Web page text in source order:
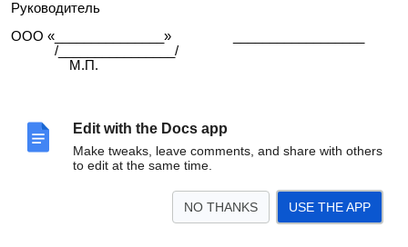
Edit with the Docs app
Make tweaks, leave comments, and share with others
to edit at the same time.
NO THANKS USE THE APP
Руководитель
ООО «_______________» __________________
/________________/
М.П.